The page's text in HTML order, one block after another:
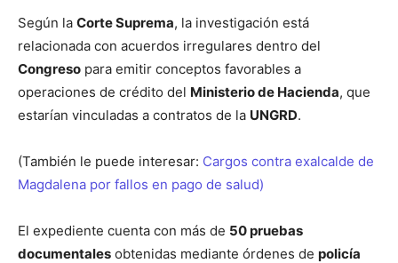
Según la Corte Suprema, la investigación está
relacionada con acuerdos irregulares dentro del
Congreso para emitir conceptos favorables a
operaciones de crédito del Ministerio de Hacienda, que
estarían vinculadas a contratos de la UNGRD.
(También le puede interesar: Cargos contra exalcalde de
Magdalena por fallos en pago de salud)
El expediente cuenta con más de 50 pruebas
documentales obtenidas mediante órdenes de policía